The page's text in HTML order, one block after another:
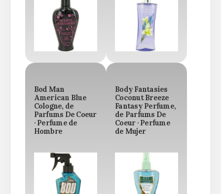
Bod Man
American Blue
Cologne, de
Parfums De Coeur
· Perfume de
Hombre
Body Fantasies
Coconut Breeze
Fantasy Perfume,
de Parfums De
Coeur · Perfume
de Mujer